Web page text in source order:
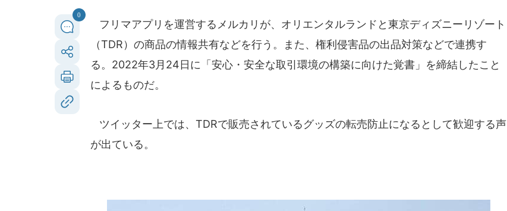
0
フリマアプリを運営するメルカリが、オリエンタルランドと東京ディズニーリゾート
（TDR）の商品の情報共有などを行う。また、権利侵害品の出品対策などで連携す
る。2022年3月24日に「安心・安全な取引環境の構築に向けた覚書」を締結したこと
によるものだ。
ツイッター上では、TDRで販売されているグッズの転売防止になるとして歓迎する声
が出ている。